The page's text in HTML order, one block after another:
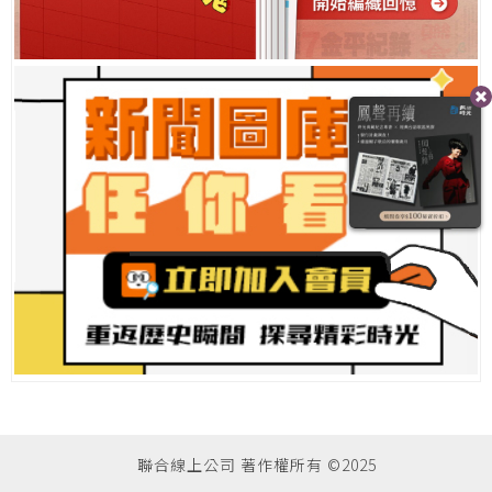
聯合線上公司 著作權所有 ©2025